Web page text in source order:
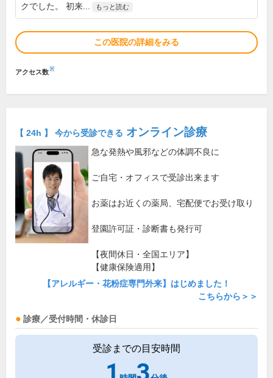
クでした。 初来...
もっと読む
この医院の詳細をみる
アクセス数※
【 24h 】 今から受診できる オンライン診療
急な発熱や風邪などの体調不良に
ご自宅・オフィスで受診出来ます
お薬はお近くの薬局、宅配便でお受け取り
登園許可証・診断書も発行可
【夜間休日・全国エリア】
【健康保険適用】
【アレルギー・花粉症専門外来】はじめました！
こちらから＞＞
診療／受付時間・休診日
受診までの目安時間